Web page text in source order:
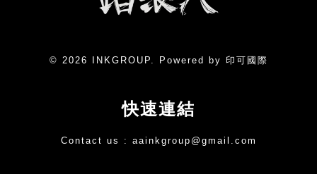
© 2026 INKGROUP. Powered by 印可國際
快速連結
Contact us : aainkgroup@gmail.com